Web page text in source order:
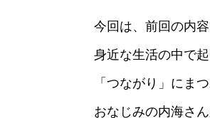
今回は、前回の内容
身近な生活の中で
「つながり」にま
おなじみの内海さ